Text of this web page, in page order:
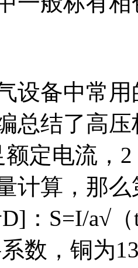
设备中常
总结了高
定电流，
计算，那
：S=I/a√
数，铜为